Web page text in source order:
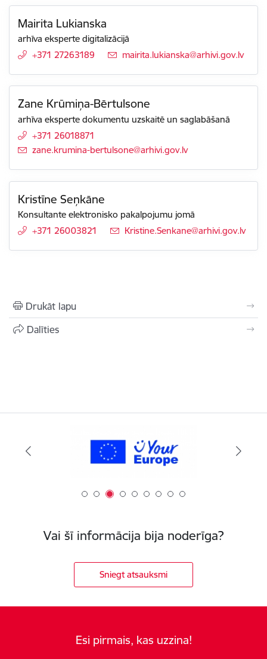
Mairita Lukianska
arhīva eksperte digitalizācijā
+371 27263189
E-pasts:
mairita.lukianska@arhivi.gov.lv
Zane Krūmiņa-Bērtulsone
arhīva eksperte dokumentu uzskaitē un saglabāšanā
+371 26018871
E-pasts:
zane.krumina-bertulsone@arhivi.gov.lv
Kristīne Seņkāne
Konsultante elektronisko pakalpojumu jomā
+371 26003821
E-pasts:
Kristine.Senkane@arhivi.gov.lv
Drukāt lapu
Dalīties
Vai šī informācija bija noderīga?
Sniegt atsauksmi
Esi pirmais, kas uzzina!